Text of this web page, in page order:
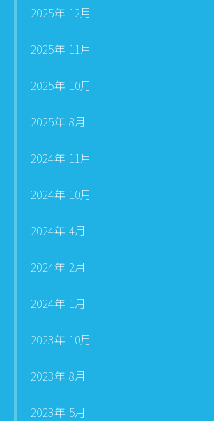
2025年 12月
2025年 11月
2025年 10月
2025年 8月
2024年 11月
2024年 10月
2024年 4月
2024年 2月
2024年 1月
2023年 10月
2023年 8月
2023年 5月